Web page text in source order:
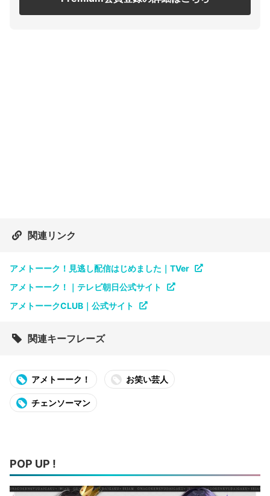
関連リンク
アメトーーク！見逃し配信はじめました｜TVer
アメトーーク！｜テレビ朝日公式サイト
アメトーークCLUB｜公式サイト
関連キーフレーズ
アメトーーク！ お笑い芸人
チェンソーマン
POP UP !